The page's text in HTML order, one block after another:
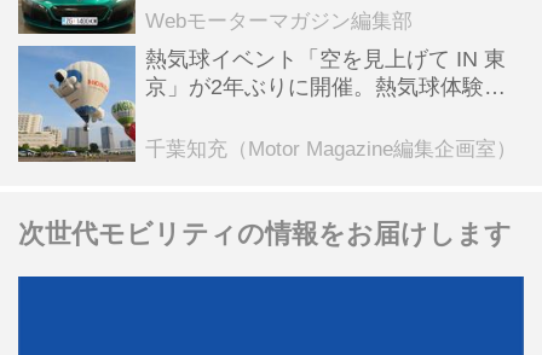
全版／115】
Webモーターマガジン編集部
熱気球イベント「空を見上げて IN 東
京」が2年ぶりに開催。熱気球体験搭
ンテンツも
千葉知充（Motor Magazine編集企画室）
次世代モビリティの情報をお届けします